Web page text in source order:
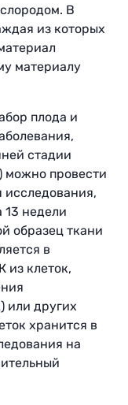
В
из которых
материалу
плода и
стадии
можно провести
исследования,
13 недели
образец ткани
в
из клеток,
или других
хранится в
на